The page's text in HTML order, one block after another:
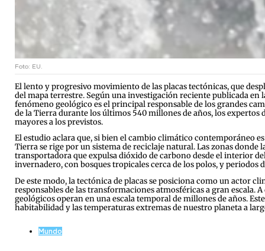
Foto: EU.
El lento y progresivo movimiento de las placas tectónicas, que
del mapa terrestre. Según una investigación reciente publicada
fenómeno geológico es el principal responsable de los grandes
de la Tierra durante los últimos 540 millones de años, los
mayores a los previstos.
El estudio aclara que, si bien el cambio climático contemporáneo
Tierra se rige por un sistema de reciclaje natural. Las zonas
transportadora que expulsa dióxido de carbono desde el interior
invernadero, con bosques tropicales cerca de los polos, y periodos
De este modo, la tectónica de placas se posiciona como un actor
responsables de las transformaciones atmosféricas a gran escala.
geológicos operan en una escala temporal de millones de años.
habitabilidad y las temperaturas extremas de nuestro planeta a
Mundo